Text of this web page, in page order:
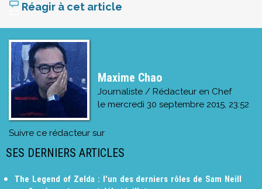
Réagir à cet article
Maxime Chao
Journaliste / Rédacteur en Chef
le mercredi 30 septembre 2015, 23:52
Suivre ce rédacteur sur
SES DERNIERS ARTICLES
The Legend of Zelda : l'un des derniers rôles de Sam Neill